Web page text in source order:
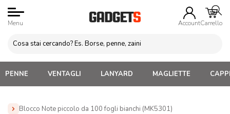
Menu AccountCarrello
PENNE VENTAGLI LANYARD MAGLIETTE
Blocco Note piccolo da 100 fogli bianchi (MK5301)